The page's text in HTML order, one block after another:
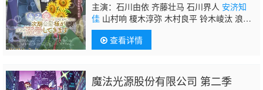
主演：石川由依 齐藤壮马 石川界人 安济知
佳山村响 榎木淳弥 木村良平 铃木崚汰 浪川
大辅 国府田麻理子 田村真 内田真礼
查看详情
魔法光源股份有限公司 第二季